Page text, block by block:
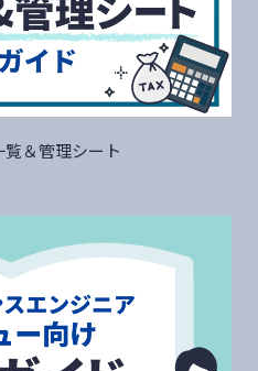
＆管理シート